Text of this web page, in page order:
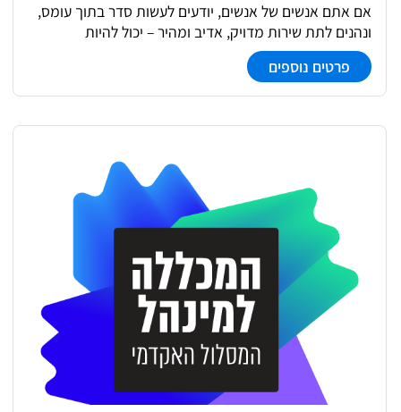
אם אתם אנשים של אנשים, יודעים לעשות סדר בתוך עומס,
ונהנים לתת שירות מדויק, אדיב ומהיר – יכול להיות
שמקומכם איתנו. אנחנו מחפשים רכז.ת שיצטרף לצוות מנהל
הסטודנטים ויהיה כתובת מקצועית ואנושית לסטודנטים
לאורך הדרך. • מתן שרות ומענה לפניות הסטודנטים במכלול
ממשקים פנים-ארגוניים • השתתפות באירועים וכנסים
פרטים נוספים